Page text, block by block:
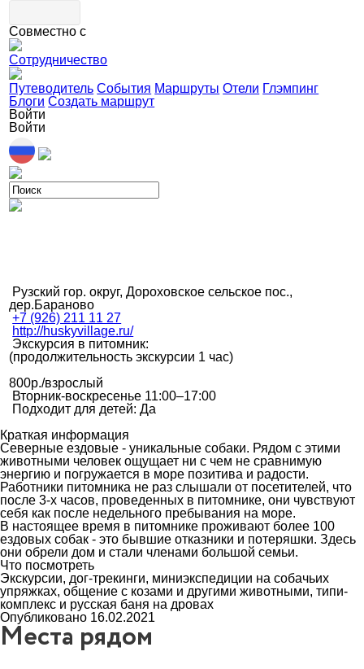
Совместно с
Сотрудничество
Путеводитель События Маршруты Отели Глэмпинг
Блоги Создать маршрут
Войти
Войти
Рузский гор. округ, Дороховское сельское пос.,
дер.Бараново
+7 (926) 211 11 27
http://huskyvillage.ru/
Экскурсия в питомник:
(продолжительность экскурсии 1 час)
800р./взрослый
Вторник-воскресенье 11:00–17:00
Подходит для детей: Да
Краткая информация
Северные ездовые - уникальные собаки. Рядом с этими
животными человек ощущает ни с чем не сравнимую
энергию и погружается в море позитива и радости.
Работники питомника не раз слышали от посетителей, что
после 3-х часов, проведенных в питомнике, они чувствуют
себя как после недельного пребывания на море.
В настоящее время в питомнике проживают более 100
ездовых собак - это бывшие отказники и потеряшки. Здесь
они обрели дом и стали членами большой семьи.
Что посмотреть
Экскурсии, дог-трекинги, миниэкспедиции на собачьих
упряжках, общение с козами и другими животными, типи-
комплекс и русская баня на дровах
Опубликовано 16.02.2021
Места рядом